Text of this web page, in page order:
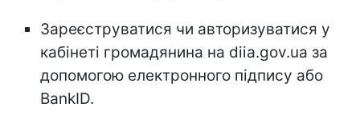
Зареєструватися чи авторизуватися у
кабінеті громадянина на diia.gov.ua за
допомогою електронного підпису або
BankID.